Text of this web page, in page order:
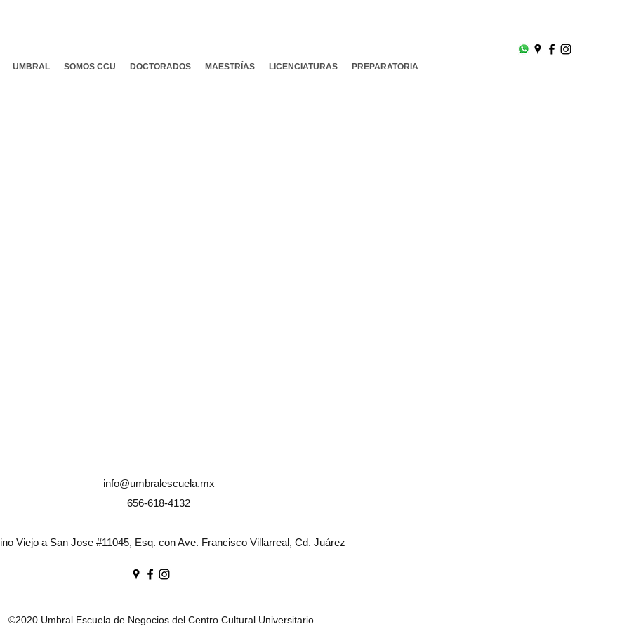
UMBRAL SOMOS CCU DOCTORADOS MAESTRÍAS LICENCIATURAS PREPARATORIA
info@umbralescuela.mx
656-618-4132
Viejo a San Jose #11045, Esq. con Ave. Francisco Villarreal, Cd. Juárez
©2020 Umbral Escuela de Negocios del Centro Cultural Universitario